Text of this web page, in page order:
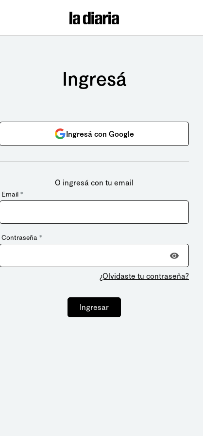
Ingresá
Ingresá con Google
O ingresá con tu email
Email *
Contraseña *
¿Olvidaste tu contraseña?
Ingresar